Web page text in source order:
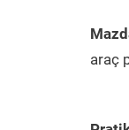
araç